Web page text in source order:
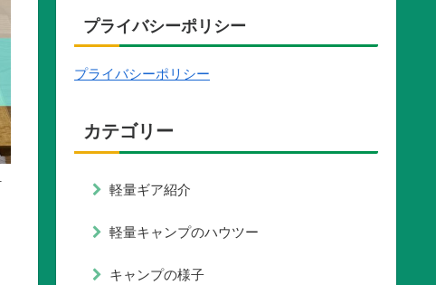
プライバシーポリシー
プライバシーポリシー
カテゴリー
軽量ギア紹介
軽量キャンプのハウツー
キャンプの様子